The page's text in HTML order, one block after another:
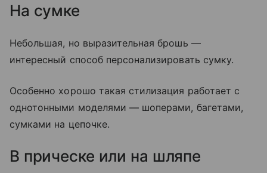
На сумке
Небольшая, но выразительная брошь —
интересный способ персонализировать сумку.
Особенно хорошо такая стилизация работает с
однотонными моделями — шоперами, багетами,
сумками на цепочке.
В прическе или на шляпе